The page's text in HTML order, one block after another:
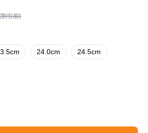
引前)
24.0cm 24.5cm